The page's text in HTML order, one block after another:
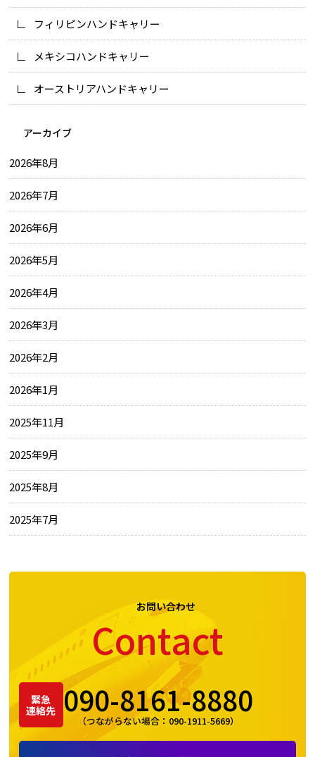
フィリピンハンドキャリー
メキシコハンドキャリー
オーストリアハンドキャリー
アーカイブ
2026年8月
2026年7月
2026年6月
2026年5月
2026年4月
2026年3月
2026年2月
2026年1月
2025年11月
2025年9月
2025年8月
2025年7月
お問い合わせ
Contact
緊急
連絡先 090-8161-8880
（つながらない場合： 090-1911-5669）